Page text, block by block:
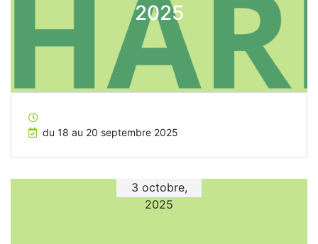
2025
du 18 au 20 septembre 2025
3 octobre,
2025